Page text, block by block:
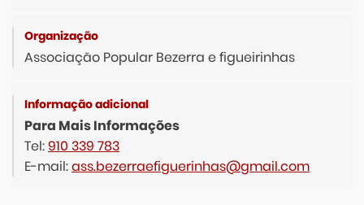
Associação Popular Bezerra e figueirinhas
Para Mais Informações
Tel:910 339 783
E-mail:ass.bezerraefiguerinhas@gmail.com